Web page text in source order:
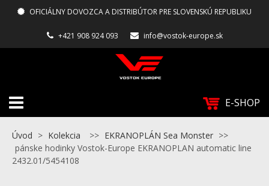
OFICIÁLNY DOVOZCA A DISTRIBÚTOR PRE SLOVENSKÚ REPUBLIKU
+421 908 924 093 info@vostok-europe.sk
E-SHOP
Úvod > Kolekcia >> EKRANOPLÁN Sea Monster >>
pánske hodinky Vostok-Europe EKRANOPLAN automatic line
2432.01/5454108